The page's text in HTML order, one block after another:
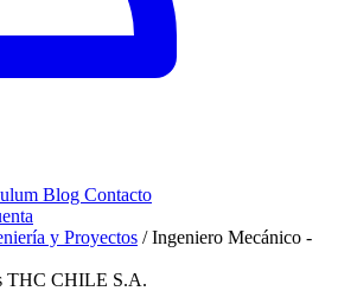
Blog Contacto
y Proyectos / Ingeniero Mecánico -
THC CHILE S.A.